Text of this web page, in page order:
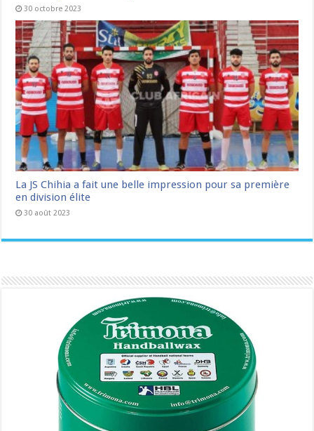
30 octobre 2023
La JS Chihia a fait une belle impression pour sa première
en division élite
30 août 2023